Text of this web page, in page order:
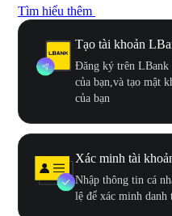
Tìm hiểu thêm
Tạo tài khoản
Đăng ký trên LBank
của bạn,và tạo mật
của bạn
Xác minh tài
Nhập thông tin cá
lệ để xác minh danh